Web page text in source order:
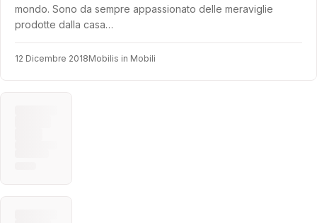
mondo. Sono da sempre appassionato delle meraviglie
prodotte dalla casa…
12 Dicembre 2018Mobilis in Mobili